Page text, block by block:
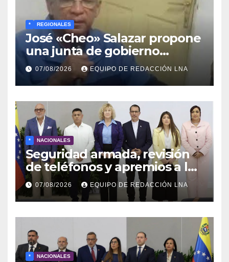
* REGIONALES
José «Cheo» Salazar propone
una junta de gobierno
transitoria ante la crisis de
representatividad en
Venezuela
07/08/2026 EQUIPO DE REDACCIÓN LNA
* NACIONALES
Seguridad armada, revisión
de teléfonos y apremios a la
prensa en el reinicio del
diálogo venezolano
07/08/2026 EQUIPO DE REDACCIÓN LNA
* NACIONALES